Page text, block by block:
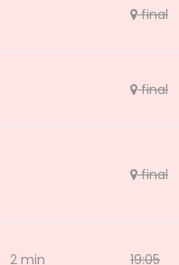
final
final
final
2 min 19:05